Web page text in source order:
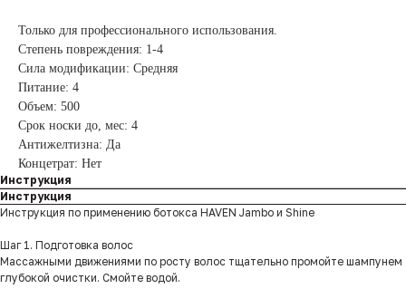
Только для профессионального использования.
Степень повреждения: 1-4
Сила модификации: Средняя
Питание: 4
Объем: 500
Срок носки до, мес: 4
Антижелтизна: Да
Концетрат: Нет
Инструкция
Инструкция
Инструкция по применению ботокса HAVEN Jambo и Shine
Шаг 1. Подготовка волос
Массажными движениями по росту волос тщательно промойте шампунем
глубокой очистки. Смойте водой.